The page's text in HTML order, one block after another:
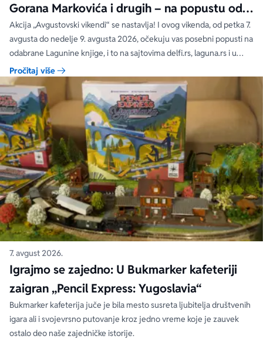
Gorana Markovića i drugih – na popustu od
čak 40, 50 i 60%
Akcija „Avgustovski vikendi“ se nastavlja! I ovog vikenda, od petka 7.
avgusta do nedelje 9. avgusta 2026, očekuju vas posebni popusti na
odabrane Lagunine knjige, i to na sajtovima delfi.rs, laguna.rs i u
svim Delfi knjižarama.
Pročitaj više
7. avgust 2026.
Igrajmo se zajedno: U Bukmarker kafeteriji
zaigran „Pencil Express: Yugoslavia“
Bukmarker kafeterija juče je bila mesto susreta ljubitelja društvenih
igara ali i svojevrsno putovanje kroz jedno vreme koje je zauvek
ostalo deo naše zajedničke istorije.